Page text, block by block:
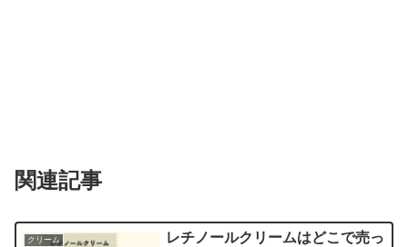
関連記事
クリーム
レチノールクリームはどこで売っ